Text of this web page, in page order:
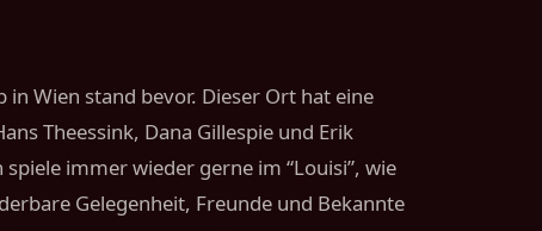
Wien stand bevor. Dieser Ort hat eine
Theessink, Dana Gillespie und Erik
immer wieder gerne im “Louisi”, wie
Gelegenheit, Freunde und Bekannte